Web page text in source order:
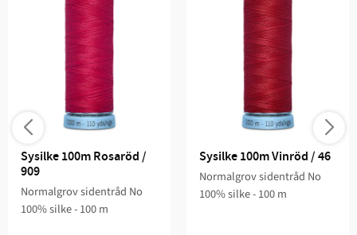
Sysilke 100m Rosaröd /
909
Normalgrov sidentråd No
100% silke - 100 m
Sysilke 100m Vinröd / 46
Normalgrov sidentråd No
100% silke - 100 m